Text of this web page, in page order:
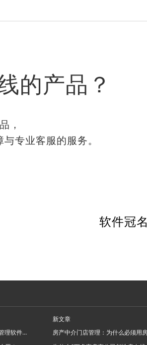
的产品？
，
专业客服的服务。
软件冠名
2026年8月房产中介怎么选房产中介管理软件系统？
新文章